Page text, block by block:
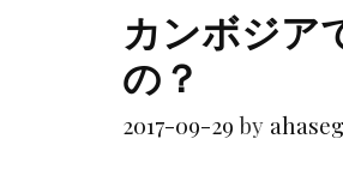
カンボジア
の？
2017-09-29 by